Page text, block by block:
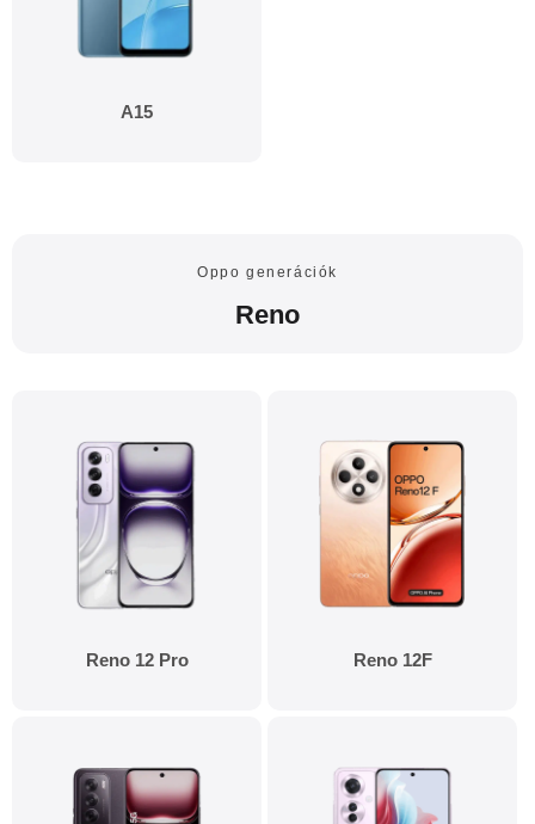
A15
Oppo generációk
Reno
Reno 12 Pro Reno 12F